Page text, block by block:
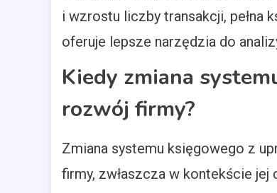
i wzrostu liczby transakcji, pełna
oferuje lepsze narzędzia do
Kiedy zmiana
rozwój firmy?
Zmiana systemu księgowego z
firmy, zwłaszcza w kontekście